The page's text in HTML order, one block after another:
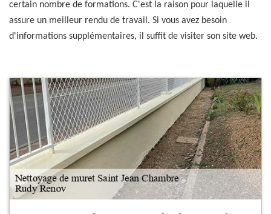
certain nombre de formations. C'est la raison pour laquelle il
assure un meilleur rendu de travail. Si vous avez besoin
d'informations supplémentaires, il suffit de visiter son site web.